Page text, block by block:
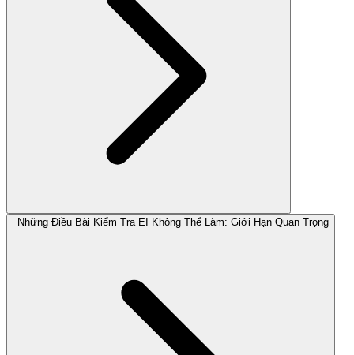
Những Điều Bài Kiểm Tra EI Không Thể Làm: Giới Hạn Quan Trọng